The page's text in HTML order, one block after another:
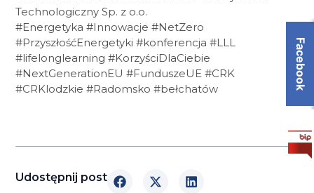
Facebook
Technologiczny Sp. z o.o.
#Energetyka #Innowacje #NetZero
#PrzyszłośćEnergetyki #konferencja #LLL
#lifelonglearning #KorzyściDlaCiebie
#NextGenerationEU #FunduszeUE #CRK
#CRKlodzkie #Radomsko #bełchatów
Udostępnij post